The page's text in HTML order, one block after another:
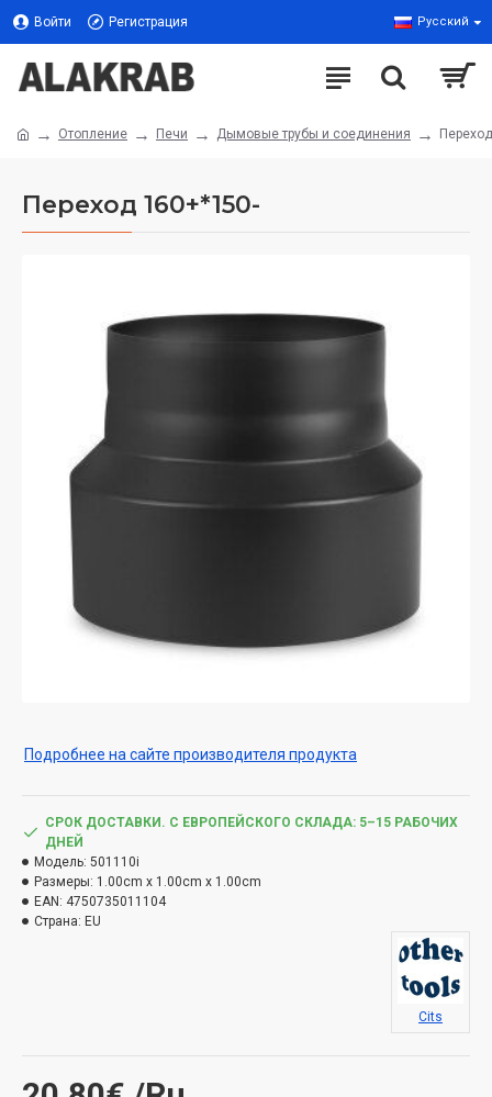
Войти Регистрация Русский
Отопление Печи Дымовые трубы и соединения
Переход 160+*150-
Подробнее на сайте производителя продукта
СРОК ДОСТАВКИ. С ЕВРОПЕЙСКОГО СКЛАДА: 5–15 РАБОЧИХ
ДНЕЙ
Модель: 501110i
Размеры: 1.00cm x 1.00cm x 1.00cm
EAN: 4750735011104
Страна: EU
Cits